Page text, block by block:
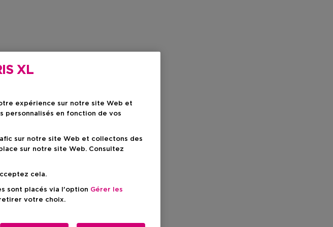
XL
expérience sur notre site Web et
personnalisés en fonction de vos
sur notre site Web et collectons des
sur notre site Web. Consultez
cela.
sont placés via l'option Gérer les
votre choix.